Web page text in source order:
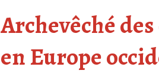
Archevêché
en Europe